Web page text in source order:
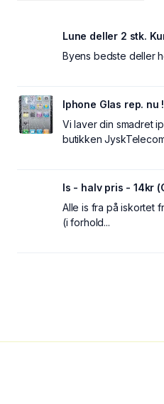
Lune deller 2 stk.
Byens bedste deller
Iphone Glas rep. nu
Vi laver din smadret
butikken
Is - halv pris - 14kr
Alle is fra på iskortet
(i forhold...